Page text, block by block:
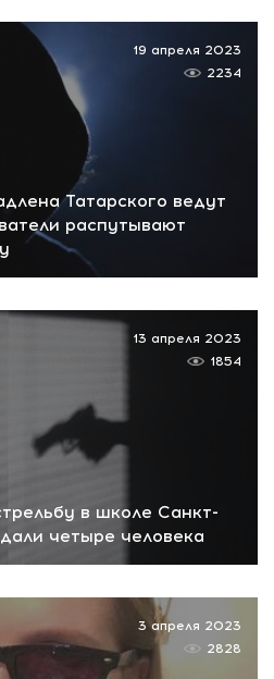
Татарского ведут
распутывают
19 апреля 2023
2234
в школе Санкт-
четыре человека
13 апреля 2023
1854
3 апреля 2023
2828